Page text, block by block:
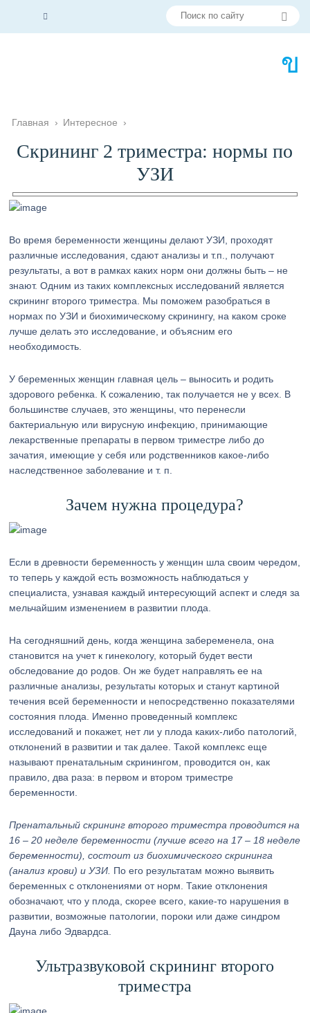
Главная › Интересное ›
Скрининг 2 триместра: нормы по
УЗИ
Во время беременности женщины делают УЗИ, проходят
различные исследования, сдают анализы и т.п., получают
результаты, а вот в рамках каких норм они должны быть – не
знают. Одним из таких комплексных исследований является
скрининг второго триместра. Мы поможем разобраться в
нормах по УЗИ и биохимическому скринингу, на каком сроке
лучше делать это исследование, и объясним его
необходимость.
У беременных женщин главная цель – выносить и родить
здорового ребенка. К сожалению, так получается не у всех. В
большинстве случаев, это женщины, что перенесли
бактериальную или вирусную инфекцию, принимающие
лекарственные препараты в первом триместре либо до
зачатия, имеющие у себя или родственников какое-либо
наследственное заболевание и т. п.
Зачем нужна процедура?
Если в древности беременность у женщин шла своим чередом,
то теперь у каждой есть возможность наблюдаться у
специалиста, узнавая каждый интересующий аспект и следя за
мельчайшим изменением в развитии плода.
На сегодняшний день, когда женщина забеременела, она
становится на учет к гинекологу, который будет вести
обследование до родов. Он же будет направлять ее на
различные анализы, результаты которых и станут картиной
течения всей беременности и непосредственно показателями
состояния плода. Именно проведенный комплекс
исследований и покажет, нет ли у плода каких-либо патологий,
отклонений в развитии и так далее. Такой комплекс еще
называют пренатальным скринингом, проводится он, как
правило, два раза: в первом и втором триместре
беременности.
Пренатальный скрининг второго триместра проводится на
16 – 20 неделе беременности (лучше всего на 17 – 18 неделе
беременности), состоит из биохимического скрининга
(анализ крови) и УЗИ. По его результатам можно выявить
беременных с отклонениями от норм. Такие отклонения
обозначают, что у плода, скорее всего, какие-то нарушения в
развитии, возможные патологии, пороки или даже синдром
Дауна либо Эдвардса.
Ультразвуковой скрининг второго
триместра